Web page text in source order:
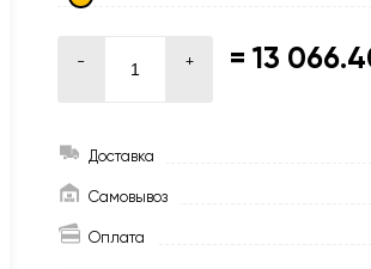
- + = 13
Доставка
Самовывоз
Оплата